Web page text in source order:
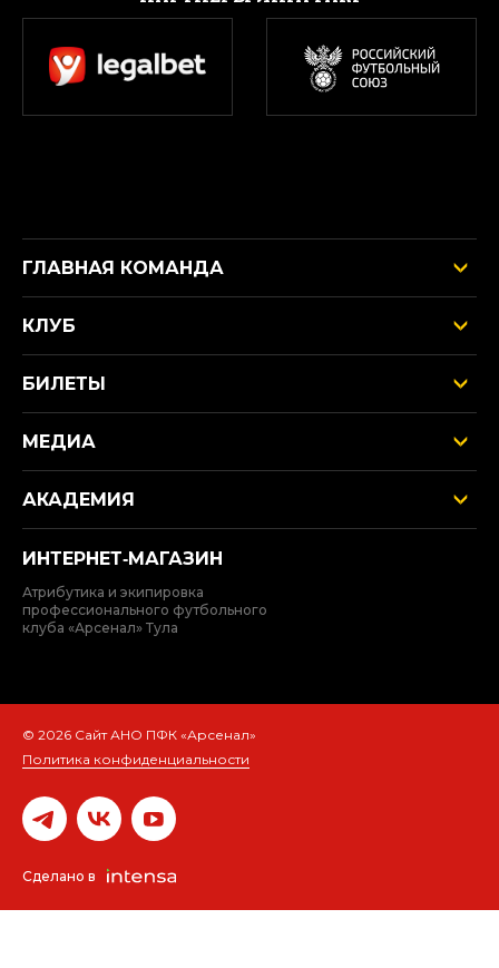
ГЛАВНАЯ КОМАНДА
КЛУБ
БИЛЕТЫ
МЕДИА
АКАДЕМИЯ
ИНТЕРНЕТ‑МАГАЗИН
Атрибутика и экипировка
профессионального футбольного
клуба «Арсенал» Тула
© 2026 Сайт АНО ПФК «Арсенал»
Политика конфиденциальности
Сделано в